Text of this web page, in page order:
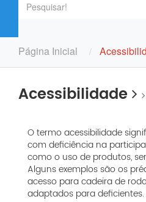
Página Inicial
Acessibilidade
O termo acessibilidade
com deficiência na
como o uso de produtos,
Alguns exemplos são os
acesso para cadeira de
adaptados para deficientes.